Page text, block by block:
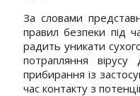
За словами
правил безпеки під
радить уникати
потрапляння
прибирання із
час контакту з